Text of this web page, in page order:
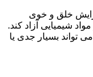
خلق و خوی
شیمیایی آزاد کند.
تواند بسیار جدی یا